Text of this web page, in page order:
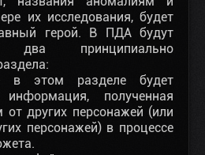
их исследования, будет
герой. В ПДА будут
два принципиально
этом разделе будет
информация, полученная
от других персонажей (или
персонажей) в процессе